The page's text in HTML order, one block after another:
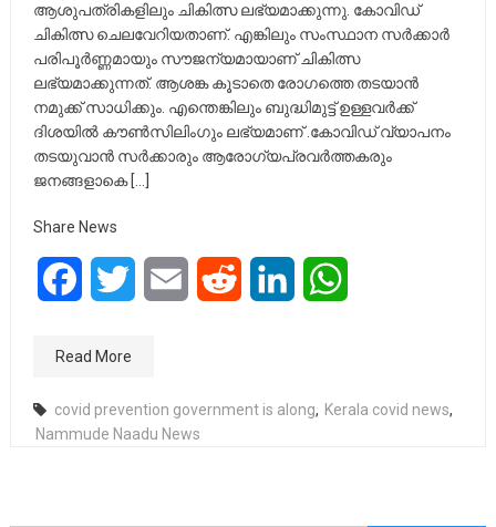
ആശുപത്രികളിലും ചികിത്സ ലഭ്യമാക്കുന്നു. കോവിഡ്
ചികിത്സ ചെലവേറിയതാണ്. എങ്കിലും സംസ്ഥാന സർക്കാർ
പരിപൂർണ്ണമായും സൗജന്യമായാണ് ചികിത്സ
ലഭ്യമാക്കുന്നത്. ആശങ്ക കൂടാതെ രോഗത്തെ തടയാൻ
നമുക്ക് സാധിക്കും. എന്തെങ്കിലും ബുദ്ധിമുട്ട് ഉള്ളവർക്ക്
ദിശയിൽ കൗൺസിലിംഗും ലഭ്യമാണ് .കോവിഡ് വ്യാപനം
തടയുവാൻ സർക്കാരും ആരോഗ്യപ്രവർത്തകരും
ജനങ്ങളാകെ […]
Share News
FacebookTwitter Email Reddit LinkedIn
Read More
covid prevention government is along, Kerala covid news,
Nammude Naadu News